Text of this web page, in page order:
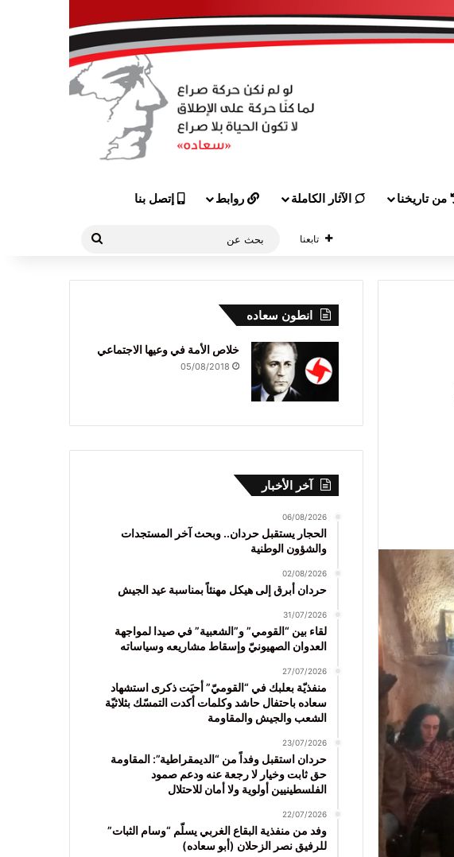
من تاريخنا الآثار الكاملة روابط إتصل بنا
تابعنا
انطون سعاده
خلاص الأمة في وعيها الاجتماعي
05/08/2018
آخر الأخبار
06/08/2026
الحجار يستقبل حردان.. وبحث آخر المستجدات
والشؤون الوطنية
02/08/2026
حردان أبرق إلى هيكل مهنئاً بمناسبة عيد الجيش
31/07/2026
لقاء بين “القومي” و”الشعبية” في صيدا لمواجهة
العدوان الصهيونيّ وإسقاط مشاريعه وسياساته
27/07/2026
منفذيّة بعلبك في “القوميّ” أحيَت ذكرى استشهاد
سعاده باحتفال حاشد وكلمات أكدت التمسّك بثلاثيّة
الشعب والجيش والمقاومة
23/07/2026
حردان استقبل وفداً من “الديمقراطية”: المقاومة
حق ثابت وخيار لا رجعة عنه ودعم صمود
الفلسطينيين أولوية ولا أمان للاحتلال
22/07/2026
وفد من منفذية البقاع الغربي يسلّم “وسام الثبات”
للرفيق نصر الزحلان (أبو سعاده)